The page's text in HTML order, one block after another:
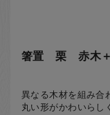
箸置 栗 赤木
異なる木材を組み合
丸い形がかわいらし